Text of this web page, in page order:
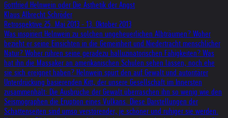
Gottfried Helnwein oder Die Ästhetik der Angst
Klaus Albrecht Schröder
Retrospektive 25. Mai 2013 - 13. Oktober 2013
Was inspiriert Helnwein zu solchen ungeheuerlichen Albträumen? Woher
bezieht er seine Einsichten in die Gemeinheit und Niedertracht menschlicher
Natur? Woher rühren seine geradezu halluzinatorischen Fähigkeiten? Was
hat ihn die Massaker an amerikanischen Schulen sehen lassen, noch ehe
sie sich ereignet haben? Helnwein spürt den auf Gewalt und autoritärer
Unterdrückung basierenden Kitt, der unsere Gesellschaft im Innersten
zusammenhält: Die Ausbrüche der Gewalt überraschen ihn so wenig wie den
Seismographen die Eruption eines Vulkans. Diese Darstellungen der
Schattenseiten sind umso verstörender, je schöner und ruhiger sie werden.